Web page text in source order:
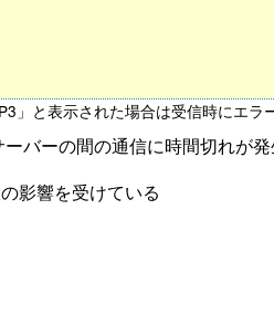
」と表示された場合は受信時にエラ
バーの間の通信に時間切れが発
影響を受けている